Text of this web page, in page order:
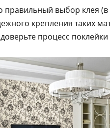
правильный выбор клея
крепления таких
процесс